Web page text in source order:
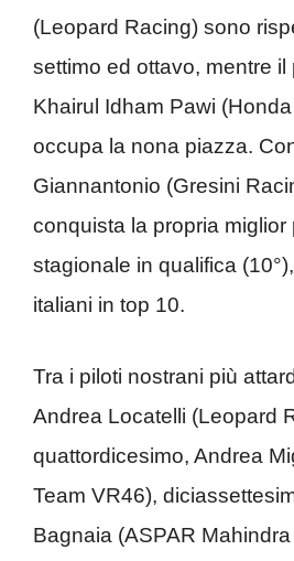
(Leopard Racing) sono
settimo ed ottavo, mentre il
Khairul Idham Pawi
occupa la nona piazza.
Giannantonio (Gresini
conquista la propria miglior
stagionale in qualifica
italiani in top 10.
Tra i piloti nostrani più
Andrea Locatelli (Leopard
quattordicesimo, Andrea
Team VR46),
Bagnaia (ASPAR